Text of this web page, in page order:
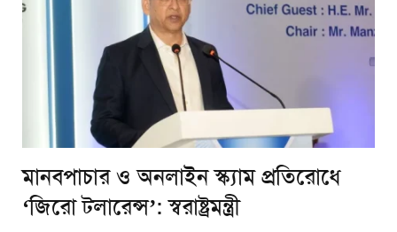
মানবপাচার ও অনলাইন স্ক্যাম প্রতিরোধে
‘জিরো টলারেন্স’: স্বরাষ্ট্রমন্ত্রী